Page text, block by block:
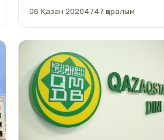
06 Қазан 20204747 қаралым